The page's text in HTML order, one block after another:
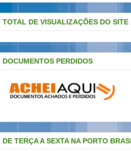
TOTAL DE VISUALIZAÇÕES DO SITE
DOCUMENTOS PERDIDOS
DE TERÇA A SEXTA NA PORTO